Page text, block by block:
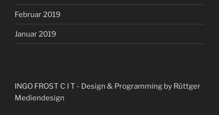
Februar 2019
Januar 2019
INGO FROST C I T - Design & Programming by Rüttger
Mediendesign